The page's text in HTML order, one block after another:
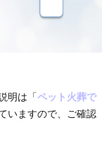
明は「ペット火葬で
いますので、ご確認